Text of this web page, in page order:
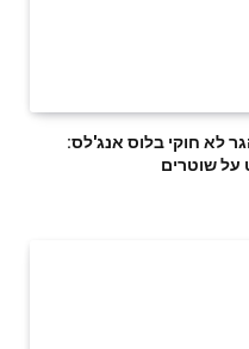
לא חוקי בלוס אנג'לס:
על שוטרים